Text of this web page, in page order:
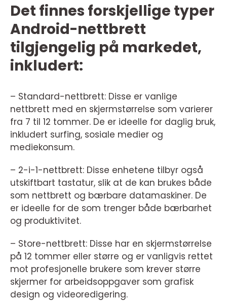
Det finnes forskjellige typer
Android-nettbrett
tilgjengelig på markedet,
inkludert:
– Standard-nettbrett: Disse er vanlige
nettbrett med en skjermstørrelse som varierer
fra 7 til 12 tommer. De er ideelle for daglig bruk,
inkludert surfing, sosiale medier og
mediekonsum.
– 2-i-1-nettbrett: Disse enhetene tilbyr også
utskiftbart tastatur, slik at de kan brukes både
som nettbrett og bærbare datamaskiner. De
er ideelle for de som trenger både bærbarhet
og produktivitet.
– Store-nettbrett: Disse har en skjermstørrelse
på 12 tommer eller større og er vanligvis rettet
mot profesjonelle brukere som krever større
skjermer for arbeidsoppgaver som grafisk
design og videoredigering.